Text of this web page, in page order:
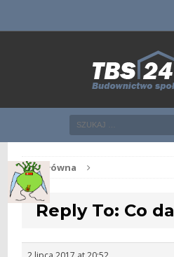
Str. główna
Reply To: Co